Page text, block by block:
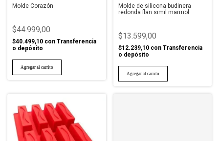
Molde Corazón
$44.999,00
$40.499,10 con Transferencia
o depósito
Molde de silicona budinera
redonda flan simil marmol
$13.599,00
$12.239,10 con Transferencia
o depósito